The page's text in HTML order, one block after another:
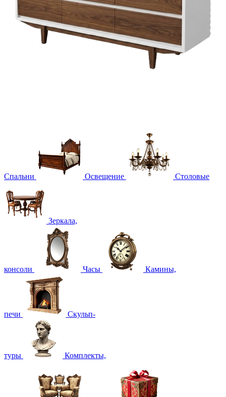
Спальни Освещение Столовые
Зеркала,
консоли Часы Камины,
печи Скульп-
туры Комплекты,